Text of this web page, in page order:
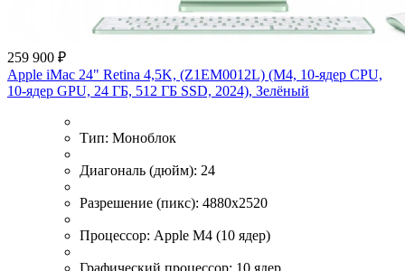
259 900 ₽
Apple iMac 24" Retina 4,5K, (Z1EM0012L) (M4, 10-ядер CPU,
10-ядер GPU, 24 ГБ, 512 ГБ SSD, 2024), Зелёный
Тип: Моноблок
Диагональ (дюйм): 24
Разрешение (пикс): 4880x2520
Процессор: Apple M4 (10 ядер)
Графический процессор: 10 ядер